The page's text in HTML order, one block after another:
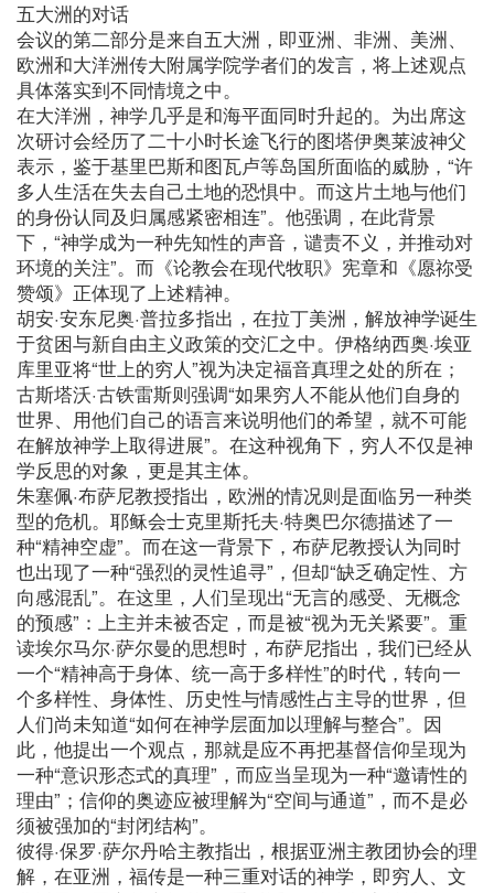
五大洲的对话
会议的第二部分是来自五大洲，即亚洲、非洲、美洲、
欧洲和大洋洲传大附属学院学者们的发言，将上述观点
具体落实到不同情境之中。
在大洋洲，神学几乎是和海平面同时升起的。为出席这
次研讨会经历了二十小时长途飞行的图塔伊奥莱波神父
表示，鉴于基里巴斯和图瓦卢等岛国所面临的威胁，“许
多人生活在失去自己土地的恐惧中。而这片土地与他们
的身份认同及归属感紧密相连”。他强调，在此背景
下，“神学成为一种先知性的声音，谴责不义，并推动对
环境的关注”。而《论教会在现代牧职》宪章和《愿祢受
赞颂》正体现了上述精神。
胡安·安东尼奥·普拉多指出，在拉丁美洲，解放神学诞生
于贫困与新自由主义政策的交汇之中。伊格纳西奥·埃亚
库里亚将“世上的穷人”视为决定福音真理之处的所在；
古斯塔沃·古铁雷斯则强调“如果穷人不能从他们自身的
世界、用他们自己的语言来说明他们的希望，就不可能
在解放神学上取得进展”。在这种视角下，穷人不仅是神
学反思的对象，更是其主体。
朱塞佩·布萨尼教授指出，欧洲的情况则是面临另一种类
型的危机。耶稣会士克里斯托夫·特奥巴尔德描述了一
种“精神空虚”。而在这一背景下，布萨尼教授认为同时
也出现了一种“强烈的灵性追寻”，但却“缺乏确定性、方
向感混乱”。在这里，人们呈现出“无言的感受、无概念
的预感”：上主并未被否定，而是被“视为无关紧要”。重
读埃尔马尔·萨尔曼的思想时，布萨尼指出，我们已经从
一个“精神高于身体、统一高于多样性”的时代，转向一
个多样性、身体性、历史性与情感性占主导的世界，但
人们尚未知道“如何在神学层面加以理解与整合”。因
此，他提出一个观点，那就是应不再把基督信仰呈现为
一种“意识形态式的真理”，而应当呈现为一种“邀请性的
理由”；信仰的奥迹应被理解为“空间与通道”，而不是必
须被强加的“封闭结构”。
彼得·保罗·萨尔丹哈主教指出，根据亚洲主教团协会的理
解，在亚洲，福传是一种三重对话的神学，即穷人、文